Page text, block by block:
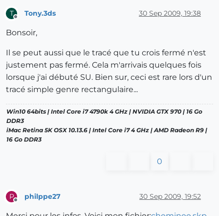
T Tony.3ds 30 Sep 2009, 19:38
Bonsoir,
Il se peut aussi que le tracé que tu crois fermé n'est
justement pas fermé. Cela m'arrivais quelques fois
lorsque j'ai débuté SU. Bien sur, ceci est rare lors d'un
tracé simple genre rectangulaire...
Win10 64bits | Intel Core i7 4790k 4 GHz | NVIDIA GTX 970 | 16 Go
DDR3
iMac Retina 5K OSX 10.13.6 | Intel Core i7 4 GHz | AMD Radeon R9 |
16 Go DDR3
0
P philppe27 30 Sep 2009, 19:52